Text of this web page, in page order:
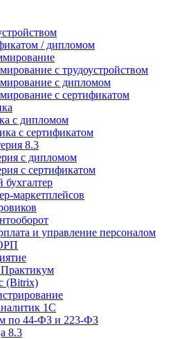
/ дипломом
с трудоустройством
с дипломом
с сертификатом
с дипломом
с сертификатом
8.3
с дипломом
с сертификатом
маркетплейсов
и управление персоналом
(Bitrix)
1С
по 44‑ФЗ и 223‑ФЗ
8.3